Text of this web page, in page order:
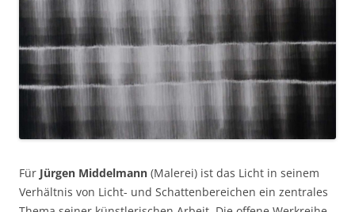
Für Jürgen Middelmann (Malerei) ist das Licht in seinem
Verhältnis von Licht- und Schattenbereichen ein zentrales